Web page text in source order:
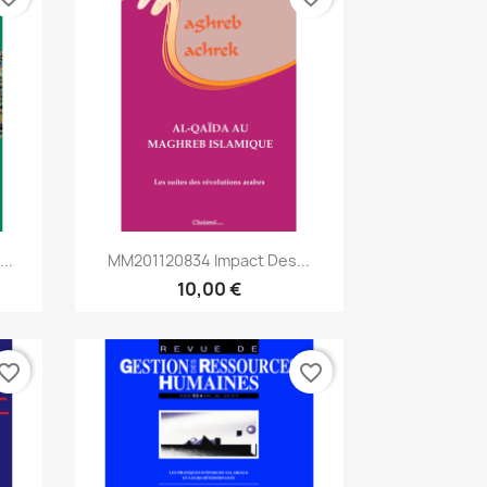
Aperçu rapide
MM201120834 Impact Des...
10,00 €
favorite_border